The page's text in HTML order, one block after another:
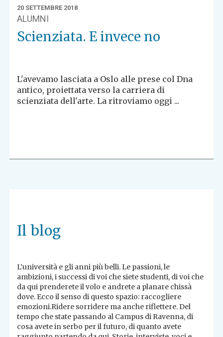
20 SETTEMBRE 2018
ALUMNI
Scienziata. E invece no
L'avevamo lasciata a Oslo alle prese col Dna
antico, proiettata verso la carriera di
scienziata dell'arte. La ritroviamo oggi ...
Il blog
L’università e gli anni più belli. Le passioni, le
ambizioni, i successi di voi che siete studenti, di voi che
da qui prenderete il volo e andrete a planare chissà
dove. Ecco il senso di questo spazio: raccogliere
emozioni.Ridere sorridere ma anche riflettere. Del
tempo che state passando al Campus di Ravenna, di
cosa avete in serbo per il futuro, di quanto avete